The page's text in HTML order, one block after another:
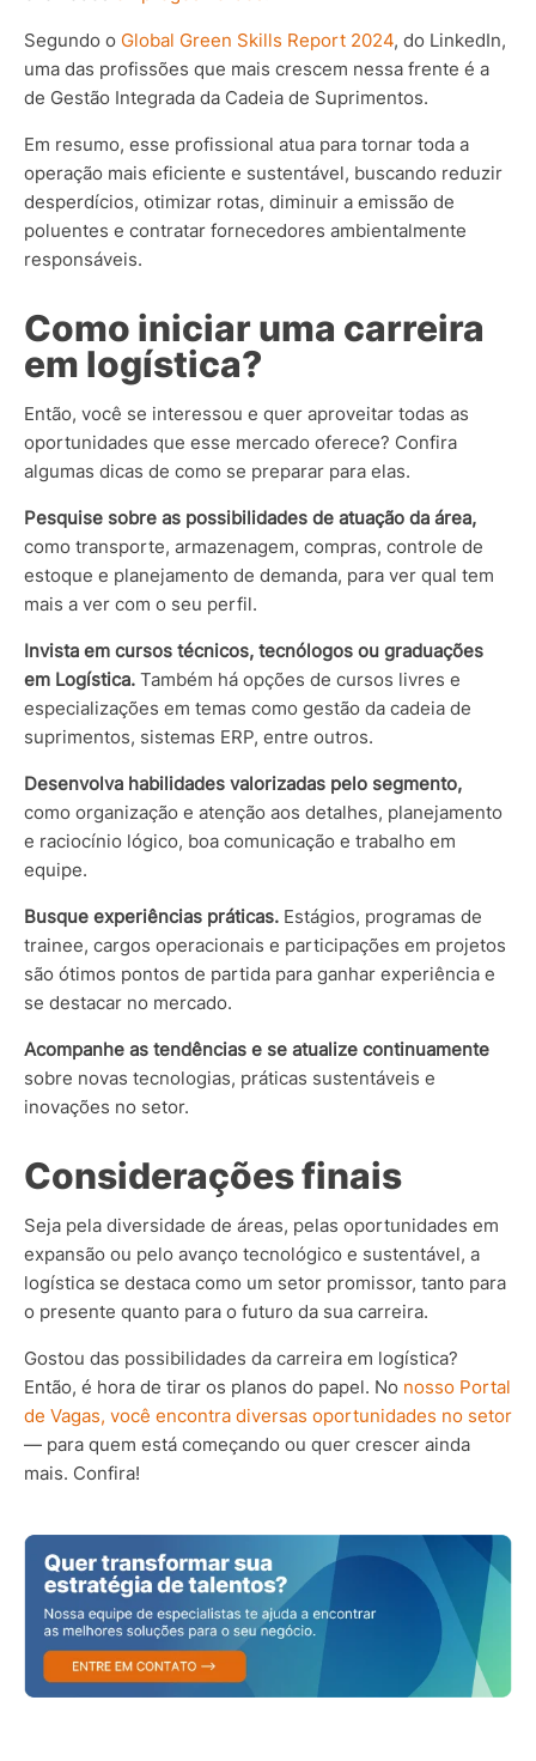
Segundo o Global Green Skills Report 2024, do LinkedIn,
uma das profissões que mais crescem nessa frente é a
de Gestão Integrada da Cadeia de Suprimentos.
Em resumo, esse profissional atua para tornar toda a
operação mais eficiente e sustentável, buscando reduzir
desperdícios, otimizar rotas, diminuir a emissão de
poluentes e contratar fornecedores ambientalmente
responsáveis.
Como iniciar uma carreira
em logística?
Então, você se interessou e quer aproveitar todas as
oportunidades que esse mercado oferece? Confira
algumas dicas de como se preparar para elas.
Pesquise sobre as possibilidades de atuação da área,
como transporte, armazenagem, compras, controle de
estoque e planejamento de demanda, para ver qual tem
mais a ver com o seu perfil.
Invista em cursos técnicos, tecnólogos ou graduações
em Logística. Também há opções de cursos livres e
especializações em temas como gestão da cadeia de
suprimentos, sistemas ERP, entre outros.
Desenvolva habilidades valorizadas pelo segmento,
como organização e atenção aos detalhes, planejamento
e raciocínio lógico, boa comunicação e trabalho em
equipe.
Busque experiências práticas. Estágios, programas de
trainee, cargos operacionais e participações em projetos
são ótimos pontos de partida para ganhar experiência e
se destacar no mercado.
Acompanhe as tendências e se atualize continuamente
sobre novas tecnologias, práticas sustentáveis e
inovações no setor.
Considerações finais
Seja pela diversidade de áreas, pelas oportunidades em
expansão ou pelo avanço tecnológico e sustentável, a
logística se destaca como um setor promissor, tanto para
o presente quanto para o futuro da sua carreira.
Gostou das possibilidades da carreira em logística?
Então, é hora de tirar os planos do papel. No nosso Portal
de Vagas, você encontra diversas oportunidades no setor
— para quem está começando ou quer crescer ainda
mais. Confira!